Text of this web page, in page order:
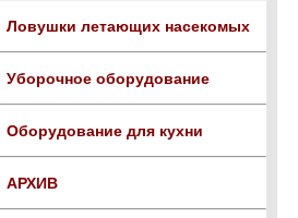
Ловушки летающих насекомых
Уборочное оборудование
Оборудование для кухни
АРХИВ